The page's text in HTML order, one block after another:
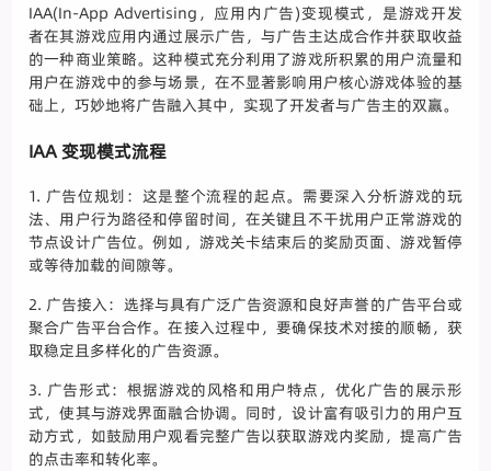
IAA(In-App Advertising，应用内广告)变现模式，是游戏开发
者在其游戏应用内通过展示广告，与广告主达成合作并获取收益
的一种商业策略。这种模式充分利用了游戏所积累的用户流量和
用户在游戏中的参与场景，在不显著影响用户核心游戏体验的基
础上，巧妙地将广告融入其中，实现了开发者与广告主的双赢。
IAA 变现模式流程
1. 广告位规划：这是整个流程的起点。需要深入分析游戏的玩
法、用户行为路径和停留时间，在关键且不干扰用户正常游戏的
节点设计广告位。例如，游戏关卡结束后的奖励页面、游戏暂停
或等待加载的间隙等。
2. 广告接入：选择与具有广泛广告资源和良好声誉的广告平台或
聚合广告平台合作。在接入过程中，要确保技术对接的顺畅，获
取稳定且多样化的广告资源。
3. 广告形式：根据游戏的风格和用户特点，优化广告的展示形
式，使其与游戏界面融合协调。同时，设计富有吸引力的用户互
动方式，如鼓励用户观看完整广告以获取游戏内奖励，提高广告
的点击率和转化率。